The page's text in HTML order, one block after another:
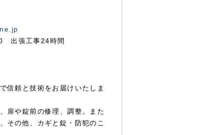
出張工事24時間
信頼と技術をお届けいたしま
扉や錠前の修理、調整。また
その他、カギと錠・防犯のこ